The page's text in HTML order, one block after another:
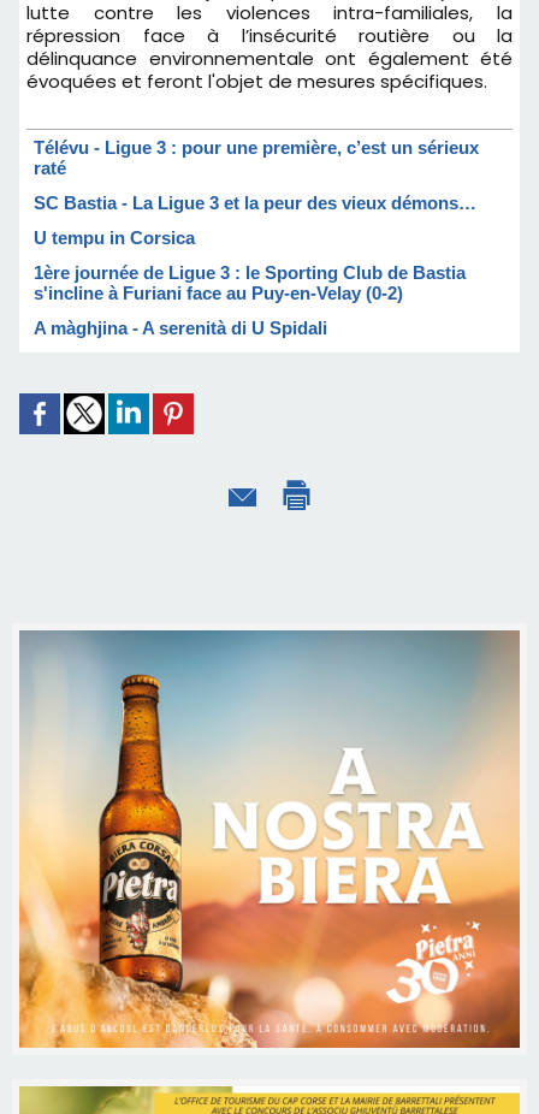
lutte contre les violences intra-familiales, la
répression face à l’insécurité routière ou la
délinquance environnementale ont également été
évoquées et feront l'objet de mesures spécifiques.
Télévu - Ligue 3 : pour une première, c’est un sérieux
raté
SC Bastia - La Ligue 3 et la peur des vieux démons…
U tempu in Corsica
1ère journée de Ligue 3 : le Sporting Club de Bastia
s'incline à Furiani face au Puy-en-Velay (0-2)
A màghjina - A serenità di U Spidali